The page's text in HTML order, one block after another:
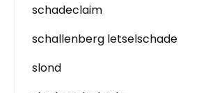
schadeclaim
schallenberg letselschade
slond